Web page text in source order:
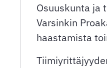
Osuuskunta ja
Varsinkin
haastamista